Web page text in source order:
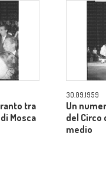
tra
Mosca
30.09.1959
Un
del Circo
medio